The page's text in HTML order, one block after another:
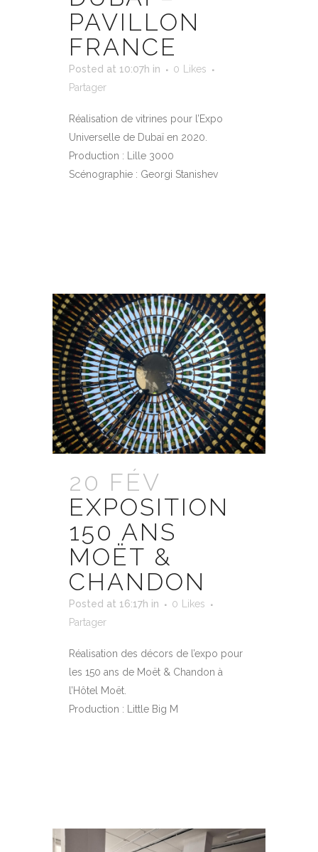
PAVILLON
FRANCE
Posted at 10:07h in 0
Likes
Partager
Réalisation de vitrines pour l’Expo
Universelle de Dubaï en 2020.
Production : Lille 3000
Scénographie : Georgi Stanishev
20 FÉV
EXPOSITION
150 ANS
MOËT &
CHANDON
Posted at 16:17h in 0
Likes
Partager
Réalisation des décors de l’expo pour
les 150 ans de Moët & Chandon à
l’Hôtel Moët.
Production : Little Big M